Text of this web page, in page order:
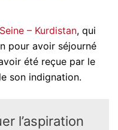
– Kurdistan, qui
pour avoir séjourné
été reçue par le
son indignation.
l’aspiration